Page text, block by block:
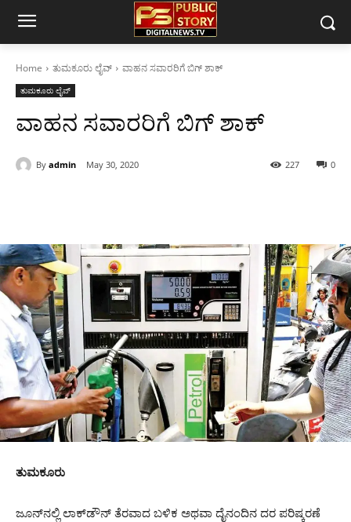
Home ತುಮಕೂರು ಲೈವ್ ವಾಹನ ಸವಾರರಿಗೆ ಬಿಗ್ ಶಾಕ್
ತುಮಕೂರು ಲೈವ್
ವಾಹನ ಸವಾರರಿಗೆ ಬಿಗ್ ಶಾಕ್
By admin May 30, 2020 0
227
ತುಮಕೂರು
ಜೂನ್‌ನಲ್ಲಿ ಲಾಕ್‌ಡೌನ್‌ ತೆರವಾದ ಬಳಿಕ ಅಥವಾ ದೈನಂದಿನ ದರ ಪರಿಷ್ಕರಣೆ